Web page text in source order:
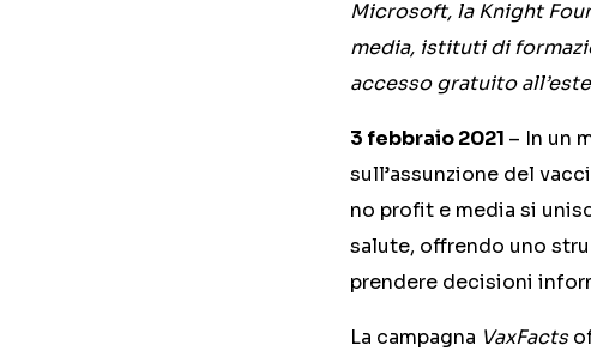
Microsoft, la Knight
media, istituti di
accesso gratuito
3 febbraio 2021 – In un
sull’assunzione del
no profit e media si
salute, offrendo uno
prendere decisioni
La campagna VaxFacts